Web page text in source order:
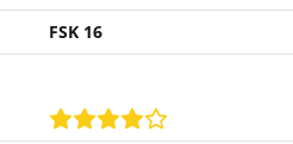
FSK 16